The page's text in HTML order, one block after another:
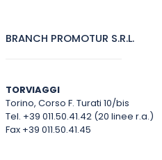
BRANCH PROMOTUR S.R.L.
TORVIAGGI
Torino, Corso F. Turati 10/bis
Tel. +39 011.50.41.42 (20 linee r.a.)
Fax +39 011.50.41.45